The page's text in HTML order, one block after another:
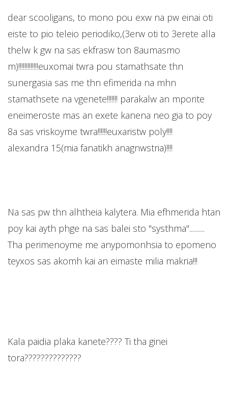
dear scooligans, to mono pou exw na pw einai oti
eiste to pio teleio periodiko,(3erw oti to 3erete alla
thelw k gw na sas ekfrasw ton 8aumasmo
m)!!!!!!!!!!!!!euxomai twra pou stamathsate thn
sunergasia sas me thn efimerida na mhn
stamathsete na vgenete!!!!!!! parakalw an mporite
eneimeroste mas an exete kanena neo gia to poy
8a sas vriskoyme twra!!!!!!euxaristw poly!!!!
alexandra 15(mia fanatikh anagnwstria)!!!!
Na sas pw thn alhtheia kalytera. Mia efhmerida htan
poy kai ayth phge na sas balei sto ''systhma''..........
Tha perimenoyme me anypomonhsia to epomeno
teyxos sas akomh kai an eimaste milia makria!!!
Kala paidia plaka kanete???? Ti tha ginei
tora??????????????